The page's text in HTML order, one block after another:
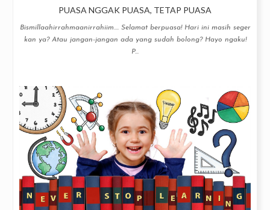
PUASA NGGAK PUASA, TETAP PUASA
Bismillaahirrahmaanirrahiim.... Selamat berpuasa! Hari ini masih seger
kan ya? Atau jangan-jangan ada yang sudah bolong? Hayo ngaku!
P...